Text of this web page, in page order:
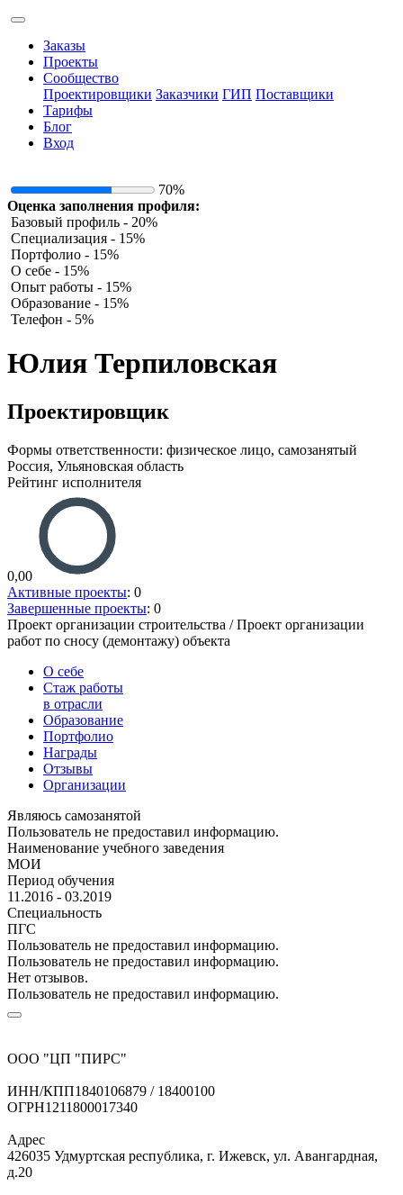
Заказы
Проекты
Сообщество
Проектировщики Заказчики ГИП Поставщики
Тарифы
Блог
Вход
70%
Оценка заполнения профиля:
Базовый профиль - 20%
Специализация - 15%
Портфолио - 15%
О себе - 15%
Опыт работы - 15%
Образование - 15%
Телефон - 5%
Юлия Терпиловская
Проектировщик
Формы ответственности: физическое лицо, самозанятый
Россия, Ульяновская область
Рейтинг исполнителя
0,00
Активные проекты: 0
Завершенные проекты: 0
Проект организации строительства / Проект организации
работ по сносу (демонтажу) объекта
О себе
Стаж работы
в отрасли
Образование
Портфолио
Награды
Отзывы
Организации
Являюсь самозанятой
Пользователь не предоставил информацию.
Наименование учебного заведения
МОИ
Период обучения
11.2016 - 03.2019
Специальность
ПГС
Пользователь не предоставил информацию.
Пользователь не предоставил информацию.
Нет отзывов.
Пользователь не предоставил информацию.
ООО "ЦП "ПИРС"
ИНН/КПП1840106879 / 18400100
ОГРН1211800017340
Адрес
426035 Удмуртская республика, г. Ижевск, ул. Авангардная,
д.20